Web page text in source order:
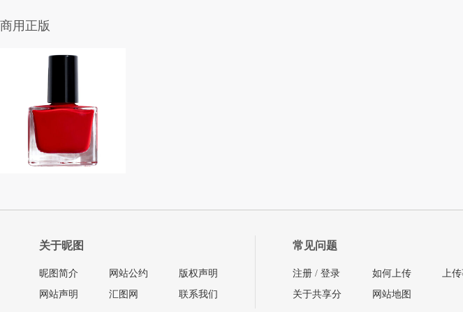
商用正版
关于昵图
昵图简介
网站声明
网站公约
汇图网
版权声明
联系我们
常见问题
注册 / 登录
关于共享分
如何上传
网站地图
上